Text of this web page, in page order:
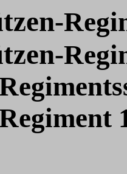
-
-